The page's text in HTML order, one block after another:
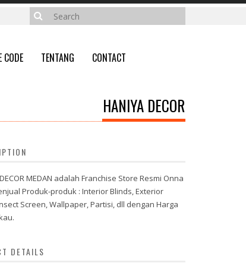
CODE TENTANG CONTACT
HANIYA DECOR
MEDAN adalah Franchise Store Resmi Onna
Produk-produk : Interior Blinds, Exterior
Screen, Wallpaper, Partisi, dll dengan Harga
DETAILS